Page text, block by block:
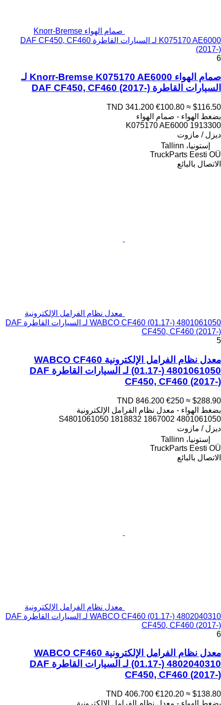
صمام الهواء Knorr-Bremse
K075170 AE6000 لـ السيارات القاطرة DAF CF450, CF460
(2017-)
6
صمام الهواء Knorr-Bremse K075170 AE6000 لـ
السيارات القاطرة DAF CF450, CF460 (2017-)
TND 341.200 €100.80 ≈ $116.50
بضغط الهواء - صمام الهواء
K075170 AE6000 1913300
ديزل / مازوت
إستونيا، Tallinn
TruckParts Eesti OÜ
الاتصال بالبائع
معدل نظام الفرامل الإلكترونية
WABCO CF460 (01.17-) 4801061050 لـ السيارات القاطرة DAF
CF450, CF460 (2017-)
5
معدل نظام الفرامل الإلكترونية WABCO CF460
(01.17-) 4801061050 لـ السيارات القاطرة DAF
CF450, CF460 (2017-)
TND 846.200 €250 ≈ $288.90
بضغط الهواء - معدل نظام الفرامل الإلكترونية
4801061050 1867002 S4801061050 1818832
ديزل / مازوت
إستونيا، Tallinn
TruckParts Eesti OÜ
الاتصال بالبائع
معدل نظام الفرامل الإلكترونية
WABCO CF460 (01.17-) 4802040310 لـ السيارات القاطرة DAF
CF450, CF460 (2017-)
6
معدل نظام الفرامل الإلكترونية WABCO CF460
(01.17-) 4802040310 لـ السيارات القاطرة DAF
CF450, CF460 (2017-)
TND 406.700 €120.20 ≈ $138.80
بضغط الهواء - معدل نظام الفرامل الإلكترونية